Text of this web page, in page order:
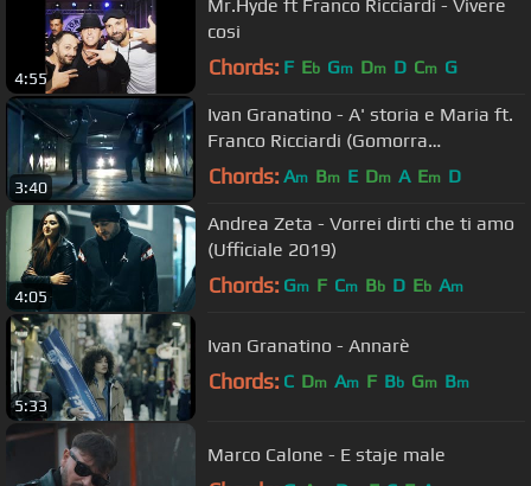
4:55
Mr.Hyde ft Franco Ricciardi - Vivere
cosi
Chords: F Eb Gm Dm D Cm G
3:40
Ivan Granatino - A' storia e Maria ft.
Franco Ricciardi (Gomorra
Soundtrack)
Chords: Am Bm E Dm A Em D
4:05
Andrea Zeta - Vorrei dirti che ti amo
(Ufficiale 2019)
Chords: Gm F Cm Bb D Eb Am
5:33
Ivan Granatino - Annarè
Chords: C Dm Am F Bb Gm Bm
Marco Calone - E staje male